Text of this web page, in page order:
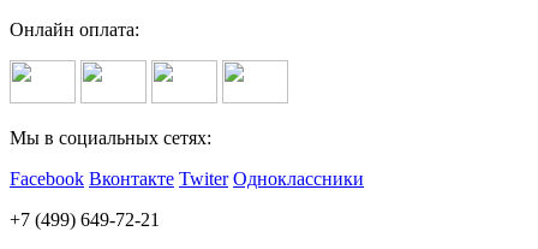
Онлайн оплата:
Мы в социальных сетях:
Facebook Вконтакте Twiter Одноклассники
+7 (499) 649-72-21